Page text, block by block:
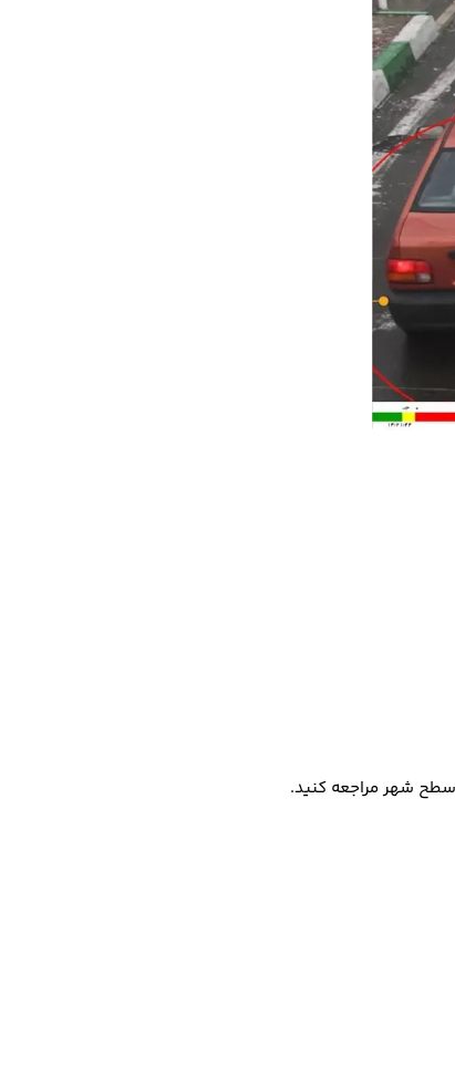
سطح شهر مراجعه کنید.